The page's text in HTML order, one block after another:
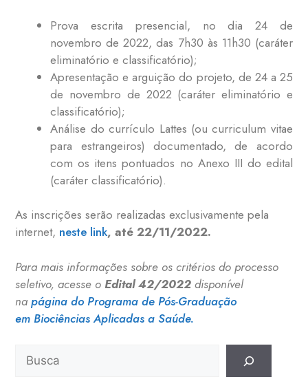
Prova escrita presencial, no dia 24 de
novembro de 2022, das 7h30 às 11h30 (caráter
eliminatório e classificatório);
Apresentação e arguição do projeto, de 24 a 25
de novembro de 2022 (caráter eliminatório e
classificatório);
Análise do currículo Lattes (ou curriculum vitae
para estrangeiros) documentado, de acordo
com os itens pontuados no Anexo III do edital
(caráter classificatório).
As inscrições serão realizadas exclusivamente pela
internet, neste link, até 22/11/2022.
Para mais informações sobre os critérios do processo
seletivo, acesse o Edital 42/2022 disponível
napágina do Programa de Pós-Graduação
em Biociências Aplicadas a Saúde.